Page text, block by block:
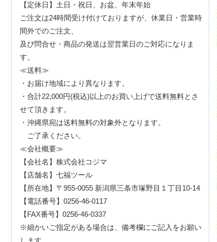
【定休日】土日・祝日、お盆、年末年始
ご注文は24時間受け付けておりますが、休業日・営業時
間外でのご注文、
及び問合せ・商品の発送は翌営業日のご対応になりま
す。
≪送料≫
・お届け地域により異なります。
・合計22,000円(税込)以上のお買い上げで送料無料とさ
せて頂きます。
・沖縄県宛は送料無料の対象外となります。
ご了承ください。
≪会社概要≫
【会社名】株式会社コジマ
【店舗名】七福ツール
【所在地】〒955-0055 新潟県三条市塚野目１丁目10-14
【電話番号】0256-46-0117
【FAX番号】0256-46-0337
※細かいご指定がある場合は、備考欄にご記入をお願い
します。